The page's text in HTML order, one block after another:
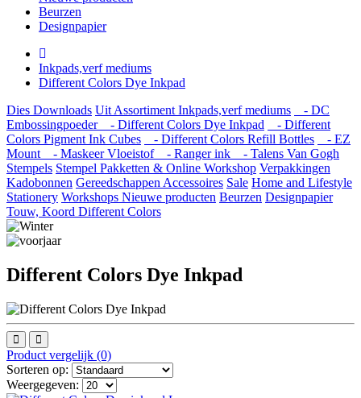
Beurzen
Designpapier
Inkpads,verf mediums
Different Colors Dye Inkpad
Dies Downloads Uit Assortiment Inkpads,verf mediums
- DC
Embossingpoeder
- Different Colors Dye Inkpad
- Different
Colors Pigment Ink Cubes
- Different Colors Refill Bottles
- EZ
Mount
- Maskeer Vloeistof - Ranger ink
- Talens Van Gogh
Stempels Stempel Pakketten & Online Workshop Verpakkingen
Kadobonnen Gereedschappen Accessoires Sale Home and Lifestyle
Stationery Workshops Nieuwe producten Beurzen Designpapier
Touw, Koord Different Colors
Different Colors Dye Inkpad
Product vergelijk (0)
Sorteren op:
Weergegeven: